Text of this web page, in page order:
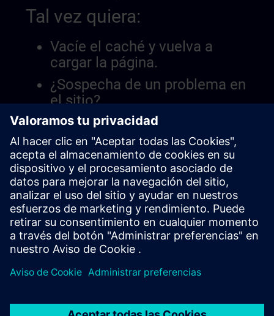
Tal vez quiera:
Vacíe el caché y vuelva a
cargar la página.
¿Sospecha de un problema en
el sitio?